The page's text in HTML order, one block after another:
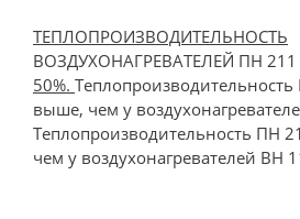
ТЕПЛОПРОИЗВОДИТЕЛЬНОСТЬ
ВОЗДУХОНАГРЕВАТЕЛЕЙ ПН 211
50%.
выше, чем у
Теплопроизводительность ПН
чем у воздухонагревателей ВН